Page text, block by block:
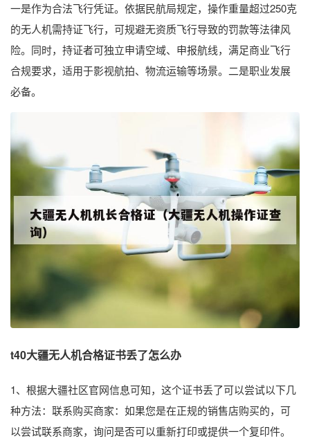
一是作为合法飞行凭证。依据民航局规定，操作重量超过250克
的无人机需持证飞行，可规避无资质飞行导致的罚款等法律风
险。同时，持证者可独立申请空域、申报航线，满足商业飞行
合规要求，适用于影视航拍、物流运输等场景。二是职业发展
必备。
t40大疆无人机合格证书丢了怎么办
1、根据大疆社区官网信息可知，这个证书丢了可以尝试以下几
种方法：联系购买商家：如果您是在正规的销售店购买的，可
以尝试联系商家，询问是否可以重新打印或提供一个复印件。